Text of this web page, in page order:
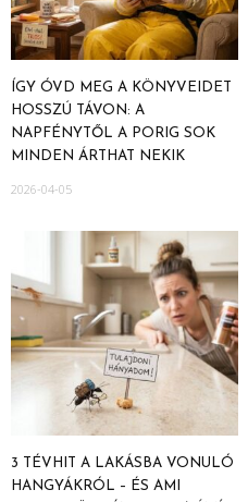
ÍGY ÓVD MEG A KÖNYVEIDET
HOSSZÚ TÁVON: A
NAPFÉNYTŐL A PORIG SOK
MINDEN ÁRTHAT NEKIK
2026-04-05
3 TÉVHIT A LAKÁSBA VONULÓ
HANGYÁKRÓL – ÉS AMI